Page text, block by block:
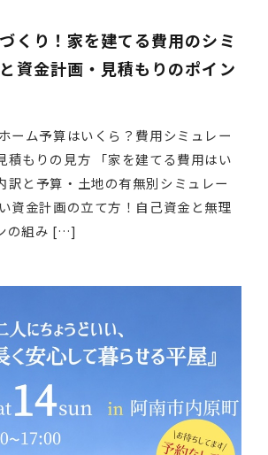
くり！家を建てる費用のシミ
資金計画・見積もりのポイン
ーム予算はいくら？費用シミュレー
積もりの見方 「家を建てる費用はい
訳と予算・土地の有無別シミュレー
資金計画の立て方！自己資金と無理
の組み […]